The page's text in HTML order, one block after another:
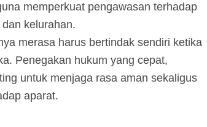
memperkuat pengawasan terhadap
kelurahan.
merasa harus bertindak sendiri ketika
Penegakan hukum yang cepat,
untuk menjaga rasa aman sekaligus
aparat.